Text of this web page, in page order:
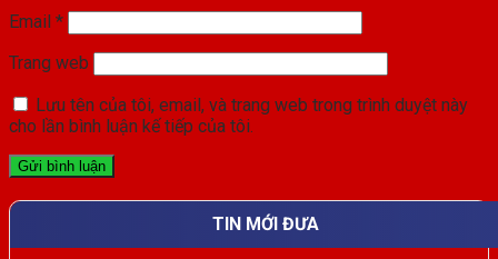
Email *
Trang web
Lưu tên của tôi, email, và trang web trong trình duyệt này
cho lần bình luận kế tiếp của tôi.
TIN MỚI ĐƯA